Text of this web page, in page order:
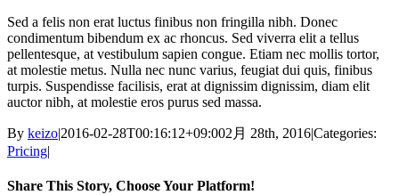
Sed a felis non erat luctus finibus non fringilla nibh. Donec
condimentum bibendum ex ac rhoncus. Sed viverra elit a tellus
pellentesque, at vestibulum sapien congue. Etiam nec mollis tortor,
at molestie metus. Nulla nec nunc varius, feugiat dui quis, finibus
turpis. Suspendisse facilisis, erat at dignissim dignissim, diam elit
auctor nibh, at molestie eros purus sed massa.
By keizo|2016-02-28T00:16:12+09:002月 28th, 2016|Categories:
Pricing|
Share This Story, Choose Your Platform!